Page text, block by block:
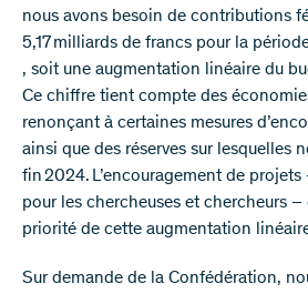
nous avons besoin de contributions
5,17 milliards de francs pour la
, soit une augmentation linéaire du
Ce chiffre tient compte des
renonçant à certaines mesures
ainsi que des réserves sur lesquelles
fin 2024. L’encouragement de
pour les chercheuses et chercheurs
priorité de cette augmentation
Sur demande de la Confédération,